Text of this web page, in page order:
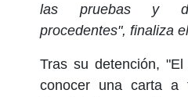
las pruebas y
procedentes", finaliza
Tras su detención, "El
conocer una carta a